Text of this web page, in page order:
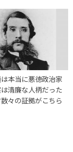
本当に悪徳政治家
清廉な人柄だった
々の証拠がこちら